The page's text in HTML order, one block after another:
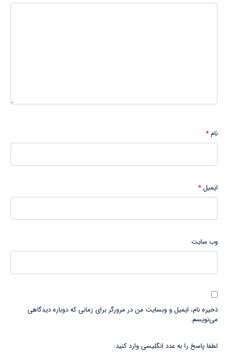
نام*
ایمیل*
وب‌ سایت
ذخیره نام، ایمیل و وبسایت من در مرورگر برای زمانی که دوباره دیدگاهی
می‌نویسم.
لطفا پاسخ را به عدد انگلیسی وارد کنید: